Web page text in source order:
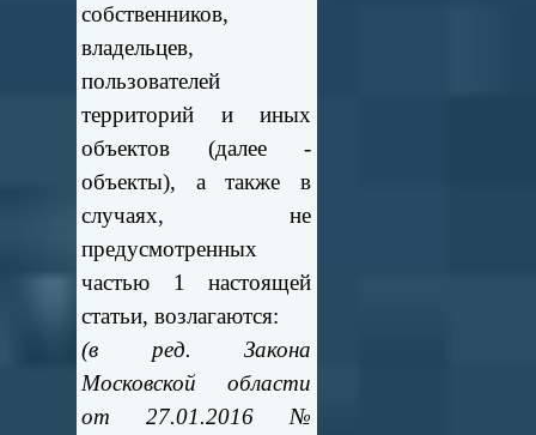
собственников,
владельцев,
пользователей
территорий и иных
объектов (далее -
объекты), а также в
случаях, не
предусмотренных
частью 1 настоящей
статьи, возлагаются:
(в ред. Закона
Московской области
от 27.01.2016 №